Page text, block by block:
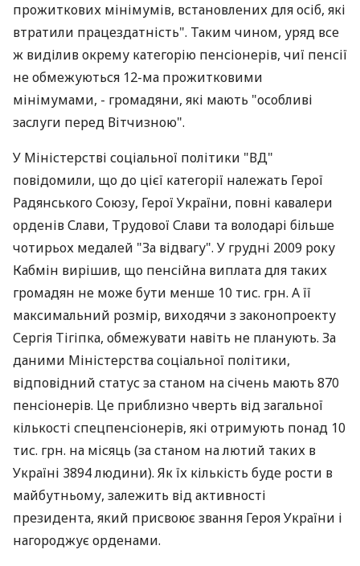
прожиткових мінімумів, встановлених для осіб, які
втратили працездатність". Таким чином, уряд все
ж виділив окрему категорію пенсіонерів, чиї пенсії
не обмежуються 12-ма прожитковими
мінімумами, - громадяни, які мають "особливі
заслуги перед Вітчизною".
У Міністерстві соціальної політики "ВД"
повідомили, що до цієї категорії належать Герої
Радянського Союзу, Герої України, повні кавалери
орденів Слави, Трудової Слави та володарі більше
чотирьох медалей "За відвагу". У грудні 2009 року
Кабмін вирішив, що пенсійна виплата для таких
громадян не може бути менше 10 тис. грн. А її
максимальний розмір, виходячи з законопроекту
Сергія Тігіпка, обмежувати навіть не планують. За
даними Міністерства соціальної політики,
відповідний статус за станом на січень мають 870
пенсіонерів. Це приблизно чверть від загальної
кількості спецпенсіонерів, які отримують понад 10
тис. грн. на місяць (за станом на лютий таких в
Україні 3894 людини). Як їх кількість буде рости в
майбутньому, залежить від активності
президента, який присвоює звання Героя України і
нагороджує орденами.